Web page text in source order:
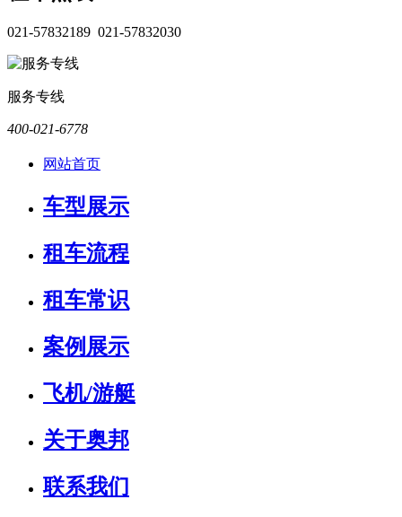
021-57832189 021-57832030
服务专线
400-021-6778
网站首页
车型展示
租车流程
租车常识
案例展示
飞机/游艇
关于奥邦
联系我们